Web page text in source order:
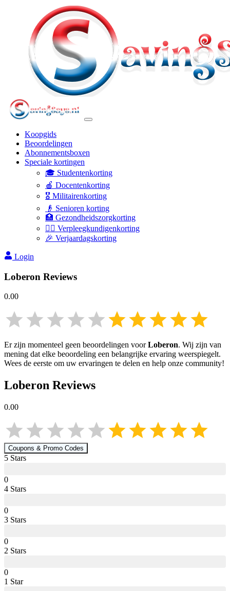
Koopgids
Beoordelingen
Abonnementsboxen
Speciale kortingen
🎓 Studentenkorting
🍎 Docentenkorting
🎖️ Militairenkorting
👴 Senioren korting
🏥 Gezondheidszorgkorting
👩‍⚕️ Verpleegkundigenkorting
🎉 Verjaardagskorting
Login
Loberon Reviews
0.00
Er zijn momenteel geen beoordelingen voorLoberon. Wij zijn van
mening dat elke beoordeling een belangrijke ervaring weerspiegelt.
Wees de eerste om uw ervaringen te delen en help onze community!
Loberon Reviews
0.00
Coupons & Promo Codes
5 Stars
0
4 Stars
0
3 Stars
0
2 Stars
0
1 Star